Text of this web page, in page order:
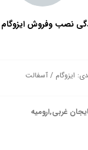
نصب وفروش ایزوگام
ایزوگام / آسفالت
غربی,ارومیه